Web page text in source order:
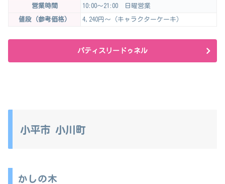
営業時間 10:00～21:00 日曜営業
値段（参考価格） 4,240円～（キャラクターケーキ）
パティスリードゥネル
小平市 小川町
かしの木